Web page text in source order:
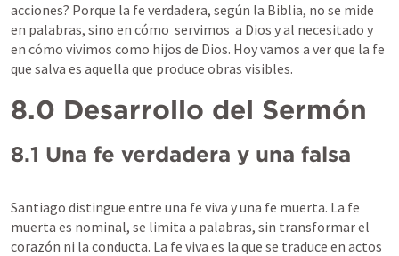
acciones? Porque la fe verdadera, según la Biblia, no se mide
en palabras, sino en cómo  servimos  a Dios y al necesitado y
en cómo vivimos como hijos de Dios. Hoy vamos a ver que la fe
que salva es aquella que produce obras visibles.
8.0 Desarrollo del Sermón
8.1 Una fe verdadera y una falsa
Santiago distingue entre una fe viva y una fe muerta. La fe
muerta es nominal, se limita a palabras, sin transformar el
corazón ni la conducta. La fe viva es la que se traduce en actos